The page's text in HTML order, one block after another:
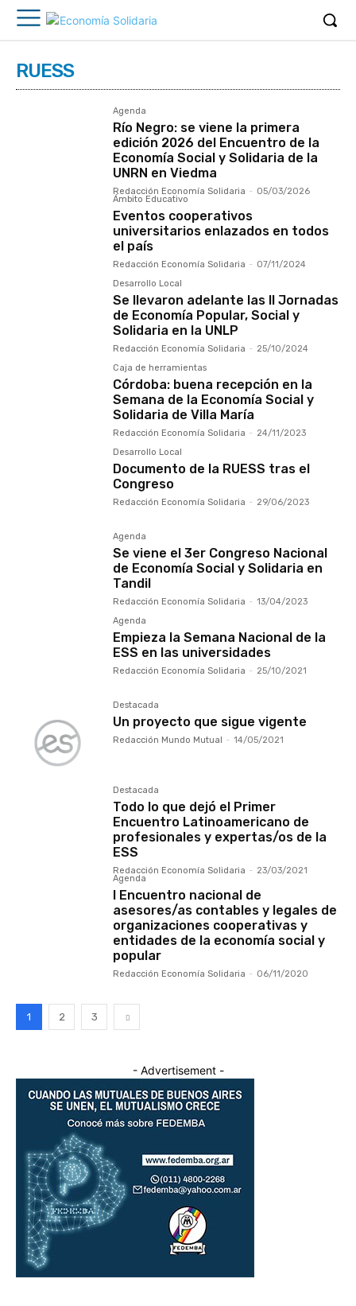
RUESS
Agenda
Río Negro: se viene la primera
edición 2026 del Encuentro de la
Economía Social y Solidaria de la
UNRN en Viedma
Redacción Economía Solidaria - 05/03/2026
Ámbito Educativo
Eventos cooperativos
universitarios enlazados en todos
el país
Redacción Economía Solidaria - 07/11/2024
Desarrollo Local
Se llevaron adelante las II Jornadas
de Economía Popular, Social y
Solidaria en la UNLP
Redacción Economía Solidaria - 25/10/2024
Caja de herramientas
Córdoba: buena recepción en la
Semana de la Economía Social y
Solidaria de Villa María
Redacción Economía Solidaria - 24/11/2023
Desarrollo Local
Documento de la RUESS tras el
Congreso
Redacción Economía Solidaria - 29/06/2023
Agenda
Se viene el 3er Congreso Nacional
de Economía Social y Solidaria en
Tandil
Redacción Economía Solidaria - 13/04/2023
Agenda
Empieza la Semana Nacional de la
ESS en las universidades
Redacción Economía Solidaria - 25/10/2021
Destacada
Un proyecto que sigue vigente
Redacción Mundo Mutual - 14/05/2021
Destacada
Todo lo que dejó el Primer
Encuentro Latinoamericano de
profesionales y expertas/os de la
ESS
Redacción Economía Solidaria - 23/03/2021
Agenda
I Encuentro nacional de
asesores/as contables y legales de
organizaciones cooperativas y
entidades de la economía social y
popular
Redacción Economía Solidaria - 06/11/2020
1 2 3
- Advertisement -